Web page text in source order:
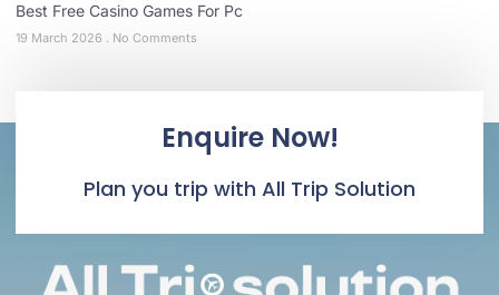
Best Free Casino Games For Pc
19 March 2026 No Comments
Enquire Now!
Plan you trip with All Trip Solution